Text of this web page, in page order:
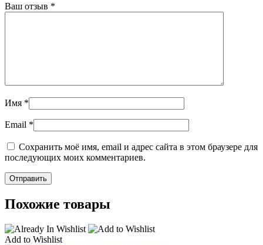
Ваш отзыв *
Имя *
Email *
Сохранить моё имя, email и адрес сайта в этом браузере для
последующих моих комментариев.
Похожие товары
Add to Wishlist